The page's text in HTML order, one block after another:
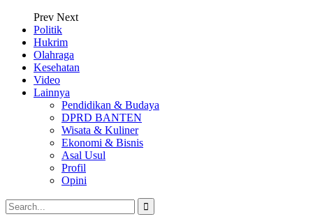
Prev Next
Politik
Hukrim
Olahraga
Kesehatan
Video
Lainnya
Pendidikan & Budaya
DPRD BANTEN
Wisata & Kuliner
Ekonomi & Bisnis
Asal Usul
Profil
Opini